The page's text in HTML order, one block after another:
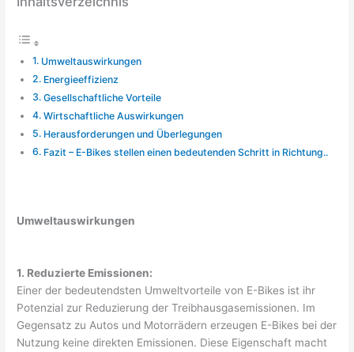
Umweltauswirkungen
Energieeffizienz
Gesellschaftliche Vorteile
Wirtschaftliche Auswirkungen
Herausforderungen und Überlegungen
Fazit – E-Bikes stellen einen bedeutenden Schritt in Richtung..
Umweltauswirkungen
1. Reduzierte Emissionen:
Einer der bedeutendsten Umweltvorteile von E-Bikes ist ihr
Potenzial zur Reduzierung der Treibhausgasemissionen. Im
Gegensatz zu Autos und Motorrädern erzeugen E-Bikes bei der
Nutzung keine direkten Emissionen. Diese Eigenschaft macht